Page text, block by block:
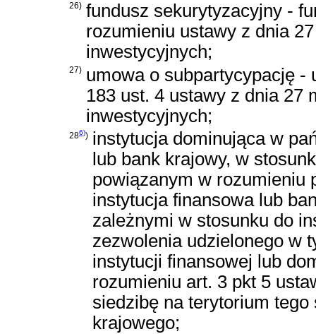
26) fundusz sekurytyzacyjny -
rozumieniu ustawy z dnia
inwestycyjnych;
27) umowa o subpartycypację
183 ust. 4 ustawy z dnia 27
inwestycyjnych;
286)) instytucja dominująca w
lub bank krajowy, w
powiązanym w rozumieniu
instytucja finansowa lub
zależnymi w stosunku do
zezwolenia udzielonego w
instytucji finansowej lub
rozumieniu art. 3 pkt 5
siedzibę na terytorium
krajowego;